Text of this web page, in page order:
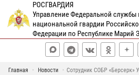
РОСГВАРДИЯ
Управление Федеральной службы
национальной гвардии
Федерации по Республике Марий
Главная Новости
Сотрудник СОБР «Берсерк»